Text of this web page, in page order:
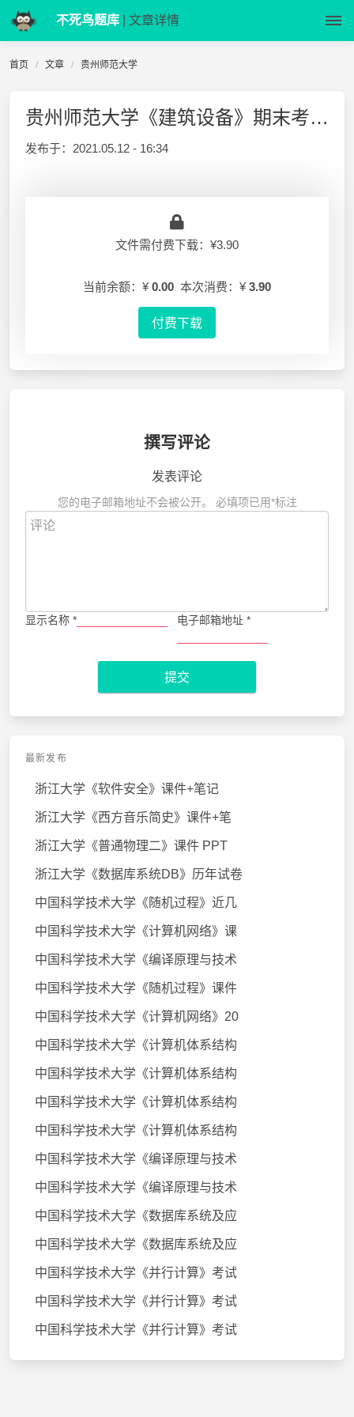
不死鸟题库 | 文章详情
首页 文章 贵州师范大学
贵州师范大学《建筑设备》期末考查试卷答案(A)建工12
发布于： 2021.05.12 - 16:34
文件需付费下载：¥3.90
当前余额：¥ 0.00 本次消费：¥ 3.90
付费下载
撰写评论
发表评论
您的电子邮箱地址不会被公开。 必填项已用*标注
显示名称 * 电子邮箱地址 *
提交
最新发布
浙江大学《软件安全》课件+笔记
浙江大学《西方音乐简史》课件+笔
浙江大学《普通物理二》课件 PPT
浙江大学《数据库系统DB》历年试卷
中国科学技术大学《随机过程》近几
中国科学技术大学《计算机网络》课
中国科学技术大学《编译原理与技术
中国科学技术大学《随机过程》课件
中国科学技术大学《计算机网络》20
中国科学技术大学《计算机体系结构
中国科学技术大学《计算机体系结构
中国科学技术大学《计算机体系结构
中国科学技术大学《计算机体系结构
中国科学技术大学《编译原理与技术
中国科学技术大学《编译原理与技术
中国科学技术大学《数据库系统及应
中国科学技术大学《数据库系统及应
中国科学技术大学《并行计算》考试
中国科学技术大学《并行计算》考试
中国科学技术大学《并行计算》考试